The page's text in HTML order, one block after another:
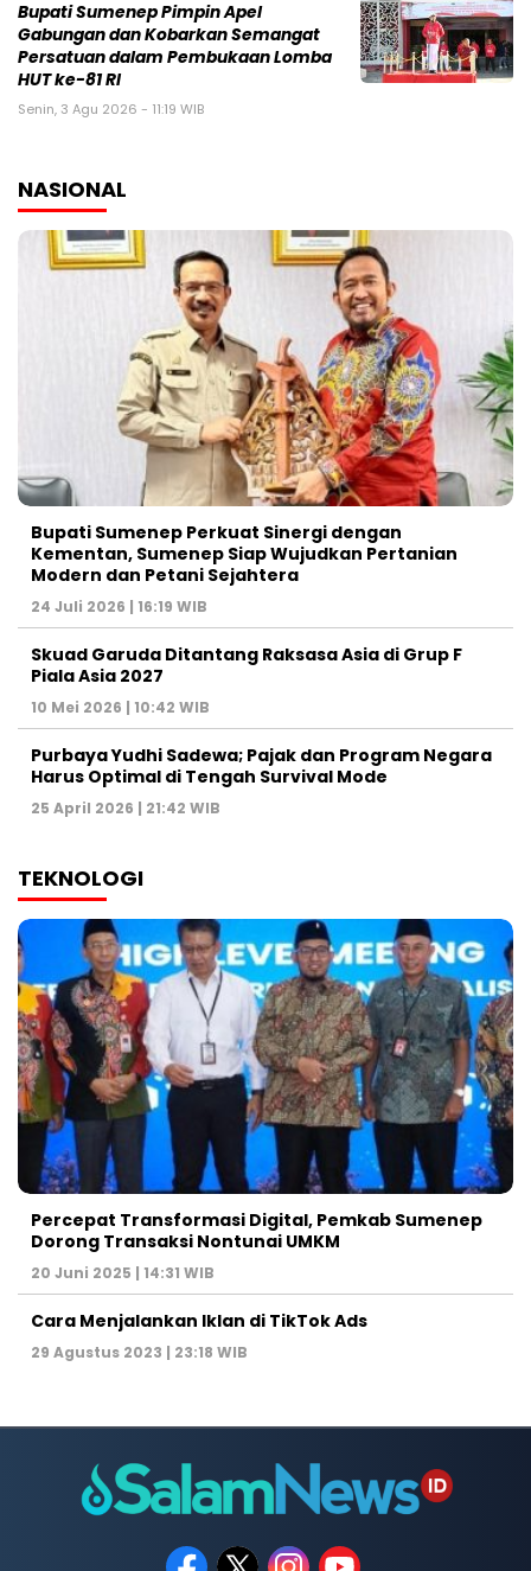
Bupati Sumenep Pimpin Apel
Gabungan dan Kobarkan Semangat
Persatuan dalam Pembukaan Lomba
HUT ke-81 RI
Senin, 3 Agu 2026 - 11:19 WIB
NASIONAL
Bupati Sumenep Perkuat Sinergi dengan
Kementan, Sumenep Siap Wujudkan Pertanian
Modern dan Petani Sejahtera
24 Juli 2026 | 16:19 WIB
Skuad Garuda Ditantang Raksasa Asia di Grup F
Piala Asia 2027
10 Mei 2026 | 10:42 WIB
Purbaya Yudhi Sadewa; Pajak dan Program Negara
Harus Optimal di Tengah Survival Mode
25 April 2026 | 21:42 WIB
TEKNOLOGI
Percepat Transformasi Digital, Pemkab Sumenep
Dorong Transaksi Nontunai UMKM
20 Juni 2025 | 14:31 WIB
Cara Menjalankan Iklan di TikTok Ads
29 Agustus 2023 | 23:18 WIB